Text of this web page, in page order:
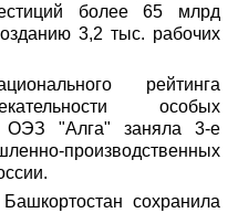
более 65 млрд
3,2 тыс. рабочих
рейтинга
особых
ОЭЗ "Алга" заняла 3-е
производственных
сохранила